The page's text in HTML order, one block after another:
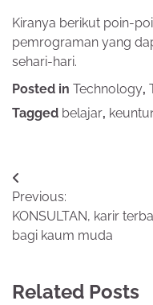
Kiranya berikut poin-
pemrograman yang
sehari-hari.
Posted in Technology,
Tagged belajar,
Post
navigation
Previous:
KONSULTAN, karir
bagi kaum muda
Related Posts